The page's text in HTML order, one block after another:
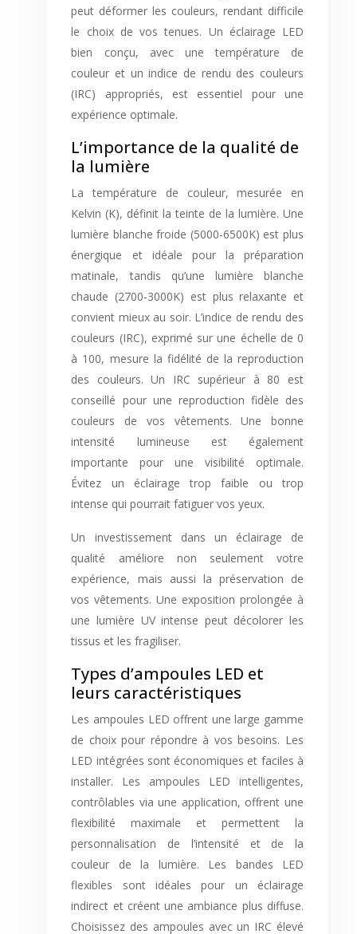
peut déformer les couleurs, rendant difficile
le choix de vos tenues. Un éclairage LED
bien conçu, avec une température de
couleur et un indice de rendu des couleurs
(IRC) appropriés, est essentiel pour une
expérience optimale.
L’importance de la qualité de
la lumière
La température de couleur, mesurée en
Kelvin (K), définit la teinte de la lumière. Une
lumière blanche froide (5000-6500K) est plus
énergique et idéale pour la préparation
matinale, tandis qu’une lumière blanche
chaude (2700-3000K) est plus relaxante et
convient mieux au soir. L’indice de rendu des
couleurs (IRC), exprimé sur une échelle de 0
à 100, mesure la fidélité de la reproduction
des couleurs. Un IRC supérieur à 80 est
conseillé pour une reproduction fidèle des
couleurs de vos vêtements. Une bonne
intensité lumineuse est également
importante pour une visibilité optimale.
Évitez un éclairage trop faible ou trop
intense qui pourrait fatiguer vos yeux.
Un investissement dans un éclairage de
qualité améliore non seulement votre
expérience, mais aussi la préservation de
vos vêtements. Une exposition prolongée à
une lumière UV intense peut décolorer les
tissus et les fragiliser.
Types d’ampoules LED et
leurs caractéristiques
Les ampoules LED offrent une large gamme
de choix pour répondre à vos besoins. Les
LED intégrées sont économiques et faciles à
installer. Les ampoules LED intelligentes,
contrôlables via une application, offrent une
flexibilité maximale et permettent la
personnalisation de l’intensité et de la
couleur de la lumière. Les bandes LED
flexibles sont idéales pour un éclairage
indirect et créent une ambiance plus diffuse.
Choisissez des ampoules avec un IRC élevé